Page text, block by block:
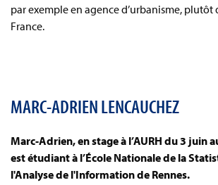
par exemple en agence d’urbanisme, plutôt
France.
MARC-ADRIEN LENCAUCHEZ
Marc-Adrien, en stage à l’AURH du 3 juin
est étudiant à l’École Nationale de la
l'Analyse de l'Information de Rennes.